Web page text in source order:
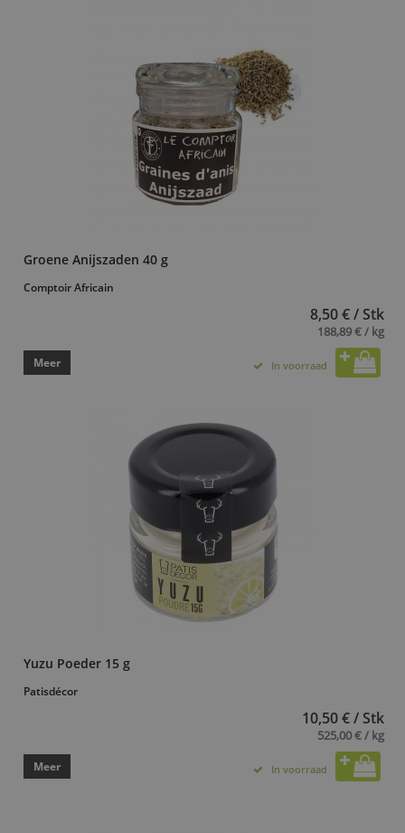
Groene Anijszaden 40 g
Comptoir Africain
8,50 € / Stk
188,89 € / kg
Meer In voorraad
Yuzu Poeder 15 g
Patisdécor
10,50 € / Stk
525,00 € / kg
Meer In voorraad